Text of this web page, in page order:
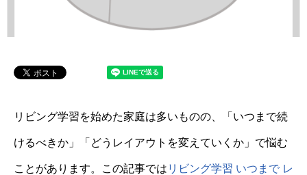
リビング学習を始めた家庭は多いものの、「いつまで続
けるべきか」「どうレイアウトを変えていくか」で悩む
ことがあります。この記事では リビング学習 いつまで レ